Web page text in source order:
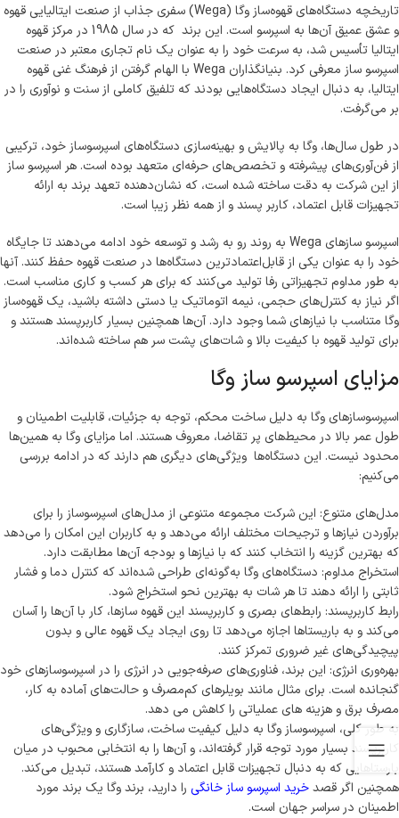
تاریخچه دستگاه‌های قهوه‌ساز وگا (Wega) سفری جذاب از صنعت ایتالیایی قهوه
و عشق عمیق آن‌ها به اسپرسو است. این برند که در سال 1985 در مرکز قهوه
ایتالیا تأسیس شد، به سرعت خود را به عنوان یک نام تجاری معتبر در صنعت
اسپرسو ساز معرفی کرد. بنیانگذاران Wega با الهام گرفتن از فرهنگ غنی قهوه
ایتالیا، به دنبال ایجاد دستگاه‌هایی بودند که تلفیق کاملی از سنت و نوآوری را در
بر می‌گرفت.
در طول سال‌ها، وگا به پالایش و بهینه‌سازی دستگاه‌های اسپرسوساز خود، ترکیبی
از فن‌آوری‌های پیشرفته و تخصص‌های حرفه‌ای متعهد بوده است. هر اسپرسو ساز
از این شرکت به دقت ساخته شده است، که نشان‌دهنده تعهد برند به ارائه
تجهیزات قابل اعتماد، کاربر پسند و از همه نظر زیبا است.
اسپرسو سازهای Wega به روند رو به رشد و توسعه خود ادامه می‌دهند تا جایگاه
خود را به عنوان یکی از قابل‌اعتمادترین دستگاه‌ها در صنعت قهوه حفظ کنند. آنها
به طور مداوم تجهیزاتی رفا تولید می‌کنند که برای هر کسب و کاری مناسب است.
اگر نیاز به کنترل‌های حجمی، نیمه اتوماتیک یا دستی داشته باشید، یک قهوه‌ساز
وگا متناسب با نیازهای شما وجود دارد. آن‌ها همچنین بسیار کاربرپسند هستند و
برای تولید قهوه با کیفیت بالا و شات‌های پشت سر هم ساخته شده‌اند.
مزایای اسپرسو ساز وگا
اسپرسوسازهای وگا به دلیل ساخت محکم، توجه به جزئیات، قابلیت اطمینان و
طول عمر بالا در محیط‌های پر تقاضا، معروف هستند. اما مزایای وگا به همین‌ها
محدود نیست. این دستگاه‌ها ویژگی‌های دیگری هم دارند که در ادامه بررسی
می‌کنیم:
مدل‌های متنوع: این شرکت مجموعه متنوعی از مدل‌های اسپرسوساز را برای
برآوردن نیازها و ترجیحات مختلف ارائه می‌دهد و به کاربران این امکان را می‌دهد
که بهترین گزینه را انتخاب کنند که با نیازها و بودجه آن‌ها مطابقت دارد.
استخراج مداوم: دستگاه‌های وگا به‌گونه‌ای طراحی شده‌اند که کنترل دما و فشار
ثابتی را ارائه دهند تا هر شات به بهترین نحو استخراج شود.
رابط کاربرپسند: رابط‌های بصری و کاربرپسند این قهوه سازها، کار با آن‌ها را آسان
می‌کند و به باریستاها اجازه می‌دهد تا روی ایجاد یک قهوه عالی و بدون
پیچیدگی‌های غیر ضروری تمرکز کنند.
بهره‌وری انرژی: این برند، فناوری‌های صرفه‌جویی در انرژی را در اسپرسوسازهای خود
گنجانده است. برای مثال مانند بویلرهای کم‌مصرف و حالت‌های آماده به کار،
مصرف برق و هزینه های عملیاتی را کاهش می دهد.
به طور کلی، اسپرسوساز وگا به دلیل کیفیت ساخت، سازگاری و ویژگی‌های
کاربرپسند بسیار مورد توجه قرار گرفته‌اند، و آن‌ها را به انتخابی محبوب در میان
بارستاهایی که به دنبال تجهیزات قابل اعتماد و کارآمد هستند، تبدیل می‌کند.
همچنین اگر قصدخرید اسپرسو ساز خانگی را دارید، برند وگا یک برند مورد
اطمینان در سراسر جهان است.